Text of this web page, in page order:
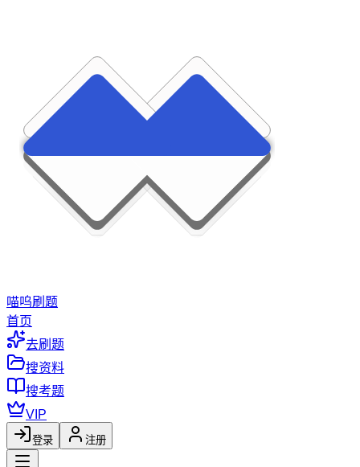
喵呜刷题
首页
去刷题
搜资料
搜考题
VIP
登录 注册